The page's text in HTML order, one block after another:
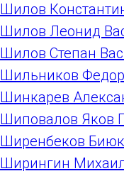
Шилов
Шилов Леонид
Шилов Степан
Шильников Федор
Шинкарев
Шиповалов Яков
Ширенбеков
Ширингин